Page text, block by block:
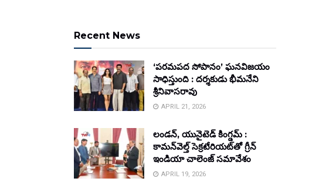
Recent News
‘పరమపద సోపానం’ ఘనవిజయం
సాధిస్తుంది : దర్శకుడు భీమనేని
శ్రీనివాసరావు
APRIL 21, 2026
లండన్, యునైటెడ్ కింగ్డమ్ :
కామన్‌వెల్త్ సెక్రటేరియట్‌తో గ్రీన్
ఇండియా చాలెంజ్ సమావేశం
APRIL 19, 2026